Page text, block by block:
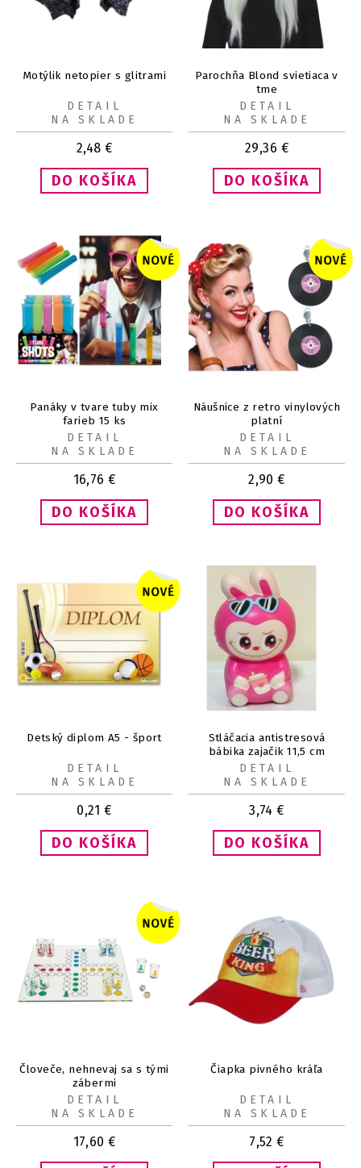
Motýlik netopier s glitrami
2,48 €
DETAIL
NA SKLADE
Parochňa Blond svietiaca v
tme
29,36 €
DETAIL
NA SKLADE
Panáky v tvare tuby mix
farieb 15 ks
16,76 €
DETAIL
NA SKLADE
Náušnice z retro vinylových
platní
2,90 €
DETAIL
NA SKLADE
Detský diplom A5 - šport
0,21 €
DETAIL
NA SKLADE
Stláčacia antistresová
bábika zajačik 11,5 cm
3,74 €
DETAIL
NA SKLADE
Človeče, nehnevaj sa s tými
zábermi
17,60 €
DETAIL
NA SKLADE
Čiapka pivného kráľa
7,52 €
DETAIL
NA SKLADE